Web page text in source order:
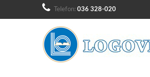
Telefon: 036 328-020